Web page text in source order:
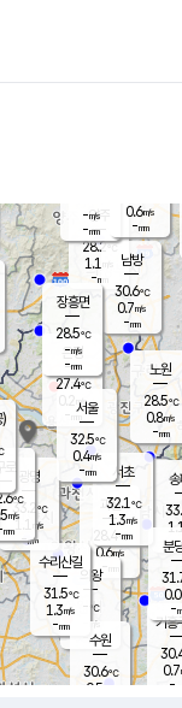
양주
28.2℃
1.1
-mm
과천
28.4℃
0.6m/s
- mm
의왕
- ℃
m/s
mm
광명
33.2 ℃
1.1 m/s
-mm
℃
m/s
mm
은평
27.4℃
0.2 m/s
- mm
노원
28.5℃
0.8m/s
-mm
1.1
-
서초
32.1℃
1.3m/s
-mm
남방
30.6℃
0.7m/s
-mm
기흥
0.7
-
수리산길
31.5℃
1.3m/s
-mm
분
0.0
-
장흥면
28.5℃
-m/s
-mm
-m/s
-mm
수원
30.6℃
0.5 m/s
서울
32.5℃
0.4m/s
-mm
0.6m/s
-mm